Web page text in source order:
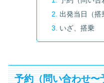
出発当日（搭
いざ、搭乗
予約（問い合わせ〜